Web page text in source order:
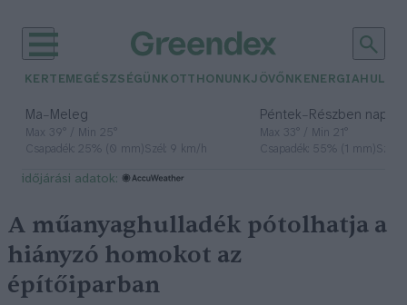
KERTEM EGÉSZSÉGÜNK OTTHONUNKJÖVŐNK ENERGIA
Ma– Meleg
Max 39° / Min 25°
Csapadék: 25% (0 mm)Szél: 9 km/h
Péntek– Részben
Max 33° / Min 21°
Csapadék: 55% (1 mm)Szél:
időjárási adatok:
A műanyaghulladék pótolhatja a
hiányzó homokot az
építőiparban